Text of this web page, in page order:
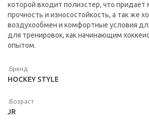
которой входит полиэстер, что придает
прочность и износостойкость, а так же
воздухообмен и комфортные условия
для тренировок, как начинающим
опытом.
.Бренд
HOCKEY STYLE
.Возраст
JR